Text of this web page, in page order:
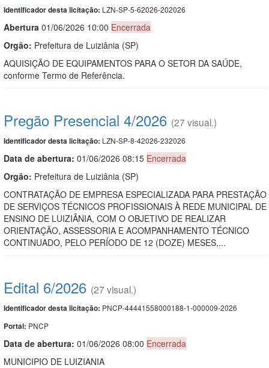
Identificador desta licitação: LZN-SP-5-62026-202026
Abertura 01/06/2026 10:00 Encerrada
Orgão: Prefeitura de Luiziânia (SP)
AQUISIÇÃO DE EQUIPAMENTOS PARA O SETOR DA SAÚDE,
conforme Termo de Referência.
Pregão Presencial 4/2026 (27 visual.)
Identificador desta licitação: LZN-SP-8-42026-232026
Data de abertura: 01/06/2026 08:15 Encerrada
Orgão: Prefeitura de Luiziânia (SP)
CONTRATAÇÃO DE EMPRESA ESPECIALIZADA PARA PRESTAÇÃO
DE SERVIÇOS TÉCNICOS PROFISSIONAIS À REDE MUNICIPAL DE
ENSINO DE LUIZIÂNIA, COM O OBJETIVO DE REALIZAR
ORIENTAÇÃO, ASSESSORIA E ACOMPANHAMENTO TÉCNICO
CONTINUADO, PELO PERÍODO DE 12 (DOZE) MESES,...
Edital 6/2026 (27 visual.)
Identificador desta licitação: PNCP-44441558000188-1-000009-2026
Portal: PNCP
Data de abertura: 01/06/2026 08:00 Encerrada
MUNICIPIO DE LUIZIANIA